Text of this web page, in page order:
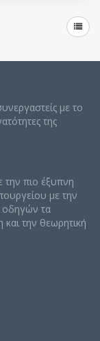
με το
της
την πιο έξυπνη
με την
οδηγών τα
και την θεωρητική